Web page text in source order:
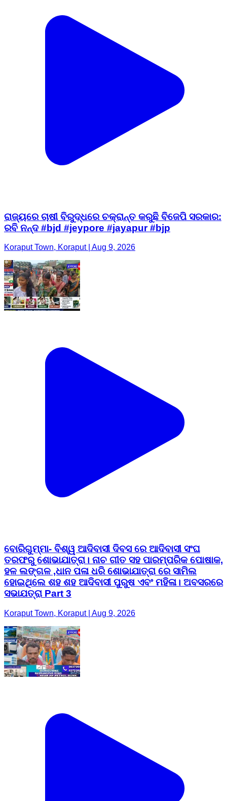
ରାଜ୍ୟରେ ଚାଷୀ ବିରୁଦ୍ଧରେ ଚକ୍ରାନ୍ତ କରୁଛି ବିଜେପି ସରକାର:
ରବି ନନ୍ଦ #bjd #jeypore #jayapur #bjp
Koraput Town, Koraput | Aug 9, 2026
ବୋରିଗୁମ୍ମା- ବିଶ୍ୱ ଆଦିବାସୀ ଦିବସ ରେ ଆଦିବାସୀ ସଂଘ
ତରଫରୁ ଶୋଭାଯାତ୍ରା। ନାଚ ଗୀତ ସହ ପାରମ୍ପରିକ ପୋଷାକ,
ହଳ ଲଙ୍ଗଳ ,ଧାନ ପଳା ଧରି ଶୋଭାଯାତ୍ରା ରେ ସାମିଲ
ହୋଇଥିଲେ ଶହ ଶହ ଆଦିବାସୀ ପୁରୁଷ ଏବଂ ମହିଳା। ଅବସରରେ
ସଭାଯତ୍ରା Part 3
Koraput Town, Koraput | Aug 9, 2026